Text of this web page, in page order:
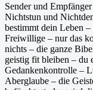
Sender und
Nichtstun und
bestimmt dein Leben
Freiwillige – nur das
nichts – die ganze
geistig fit bleiben – du
Gedankenkontrolle –
Aberglaube – die